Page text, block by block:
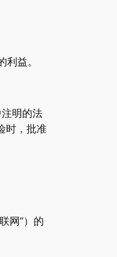
益。
明的法
时，批准
网”）的